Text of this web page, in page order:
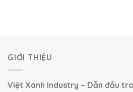
GIỚI THIỆU
Việt Xanh Industry – Dẫn đầu